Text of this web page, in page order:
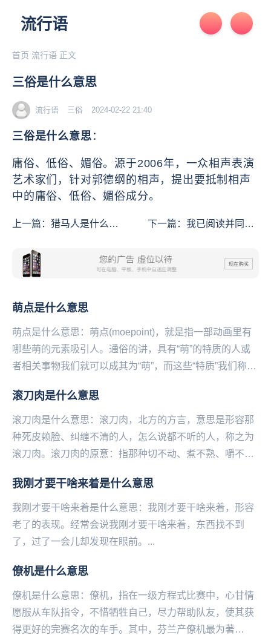
流行语
首页 流行语 正文
三俗是什么意思
流行语 三俗 2024-02-22 21:40
三俗是什么意思 ：
庸俗、低俗、媚俗。源于2006年，一众相声表演
艺术家们，针对郭德纲的相声，提出要抵制相声
中的庸俗、低俗、媚俗成分。
上一篇： 猎马人是什么意
下一篇：我已阅读并同意
萌点是什么意思
萌点是什么意思：萌点(moepoint)，就是指一部动画里有
哪些萌的元素吸引人。通俗的讲，具有“萌”的特质的人或
者相关事物我们就可以成其为“萌”，而这些“特质”我们称其
滚刀肉是什么意思
滚刀肉是什么意思：滚刀肉，北方的方言，意思是形容那
种死皮赖脸、纠缠不清的人，怎么说都不听的人，称之为
滚刀肉。滚刀肉的原意：指那种切不动、煮不熟、嚼不烂
肉，...
我刚才要干啥来着是什么意思
我刚才要干啥来着是什么意思：我刚才要干啥来着，形容
老了的表现。经常会说我刚才要干啥来着，东西找不到
了，过了一会儿却发现在眼前。...
僚机是什么意思
僚机是什么意思：僚机，指在一级方程式比赛中，心甘情
愿服从车队指令，不惜牺牲自己，尽力帮助队友，使其获
得更好的完赛名次的车手。其中，芬兰产僚机最为著